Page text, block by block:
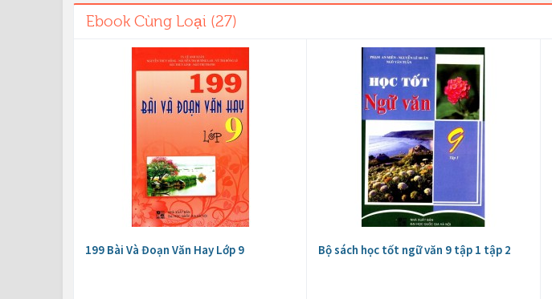
Ebook Cùng Loại (27)
199 Bài Và Đoạn Văn Hay Lớp 9 Bộ sách học tốt ngữ văn 9 tập 1 tập 2